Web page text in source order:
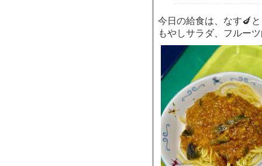
今日の給食は、なす🍆
もやしサラダ、フルー